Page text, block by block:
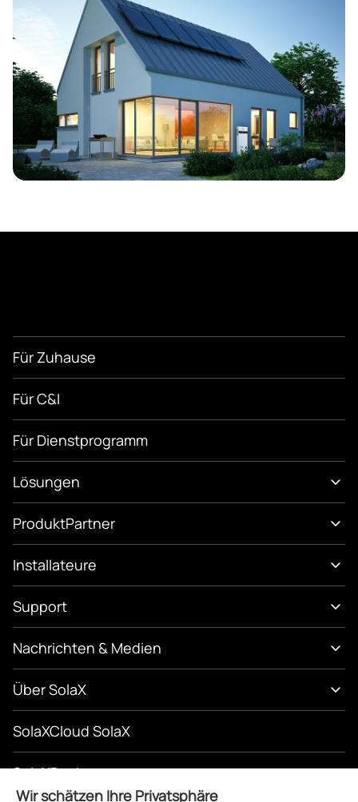
Für Zuhause
Für C&I
Für Dienstprogramm
Lösungen
ProduktPartner
Installateure
Support
Nachrichten & Medien
Über SolaX
SolaXCloud SolaX
SolaXDesign
Wir schätzen Ihre Privatsphäre